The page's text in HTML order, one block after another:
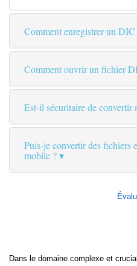
Comment enregistrer un DIC
Comment ouvrir un fichier
Est-il sécuritaire de convertir
Puis-je convertir des fichiers
mobile ?
Dans le domaine complexe et